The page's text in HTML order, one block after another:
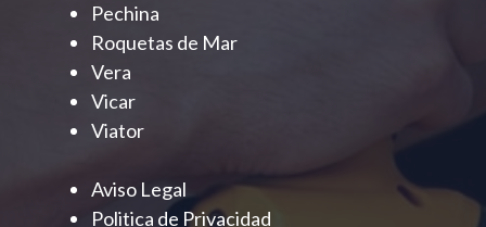
Pechina
Roquetas de Mar
Vera
Vicar
Viator
Aviso Legal
Politica de Privacidad